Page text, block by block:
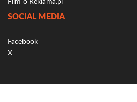
SOCIAL MEDIA
Facebook
X